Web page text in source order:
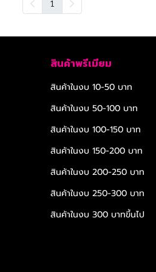
1
สินค้าพรีเมียม
สินค้าในงบ 10-50 บาท
สินค้าในงบ 50-100 บาท
สินค้าในงบ 100-150 บาท
สินค้าในงบ 150-200 บาท
สินค้าในงบ 200-250 บาท
สินค้าในงบ 250-300 บาท
สินค้าในงบ 300 บาทขึ้นไป